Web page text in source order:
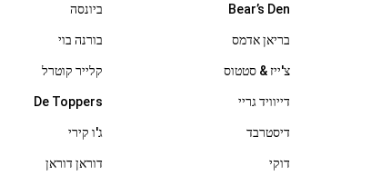
Bear’s Den ביונסה
בריאן אדמס בורנה בוי
צ'ייז & סטטוס קלייר קוטרל
דייוויד גריי De Toppers
דיסטרבד ג'ו קירי
דוקי דוראן דוראן